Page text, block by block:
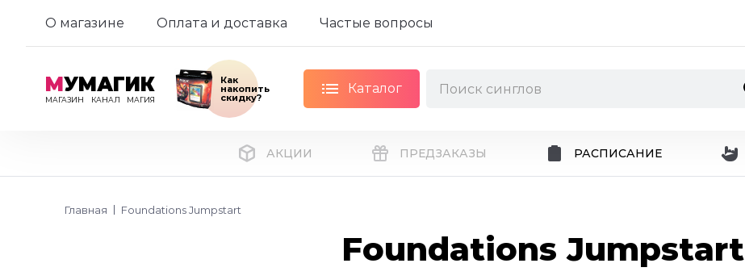
О магазине Оплата и доставка Частые вопросы
МУМАГИК
МАГАЗИН КАНАЛ МАГИЯ
Как
накопить
скидку?
Каталог
АКЦИИ ПРЕДЗАКАЗЫ РАСПИСАНИЕ
Главная Foundations Jumpstart
Foundations Jumpstart